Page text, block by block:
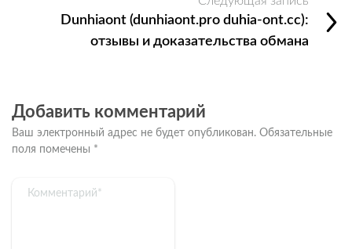
Dunhiaont (dunhiaont.pro duhia-ont.cc):
отзывы и доказательства обмана
Добавить комментарий
Ваш электронный адрес не будет опубликован. Обязательные
поля помечены *